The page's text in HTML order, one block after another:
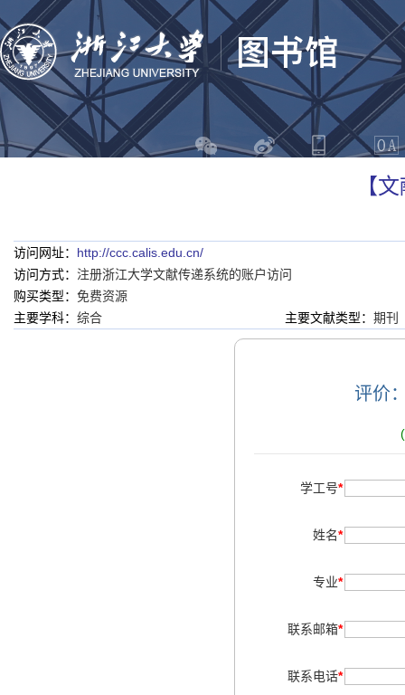
【
访问网址： http://ccc.calis.edu.cn/
访问方式： 注册浙江大学文献传递系统的账户访问
购买类型： 免费资源
主要学科： 综合 主要文献类型： 期刊
评价
学工号*
姓名*
专业*
联系邮箱*
联系电话*